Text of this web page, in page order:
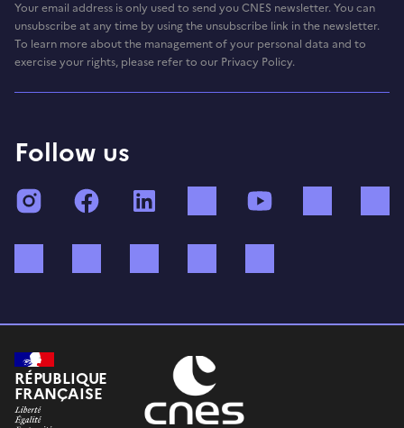
Your email address is only used to send you CNES newsletter. You can
unsubscribe at any time by using the unsubscribe link in the newsletter.
To learn more about the management of your personal data and to
exercise your rights, please refer to our Privacy Policy.
Follow us
InstagramFacebook TikTok
RÉPUBLIQUE
FRANÇAISE